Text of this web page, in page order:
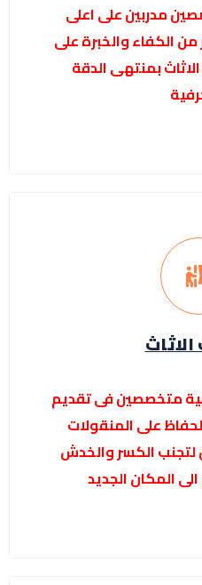
مدربين على اعلى
الكفاء والخبرة على
بمنتهى الدقة
متخصصين فى تقديم
على المنقولات
لتجنب الكسر والخدش
المكان الجديد